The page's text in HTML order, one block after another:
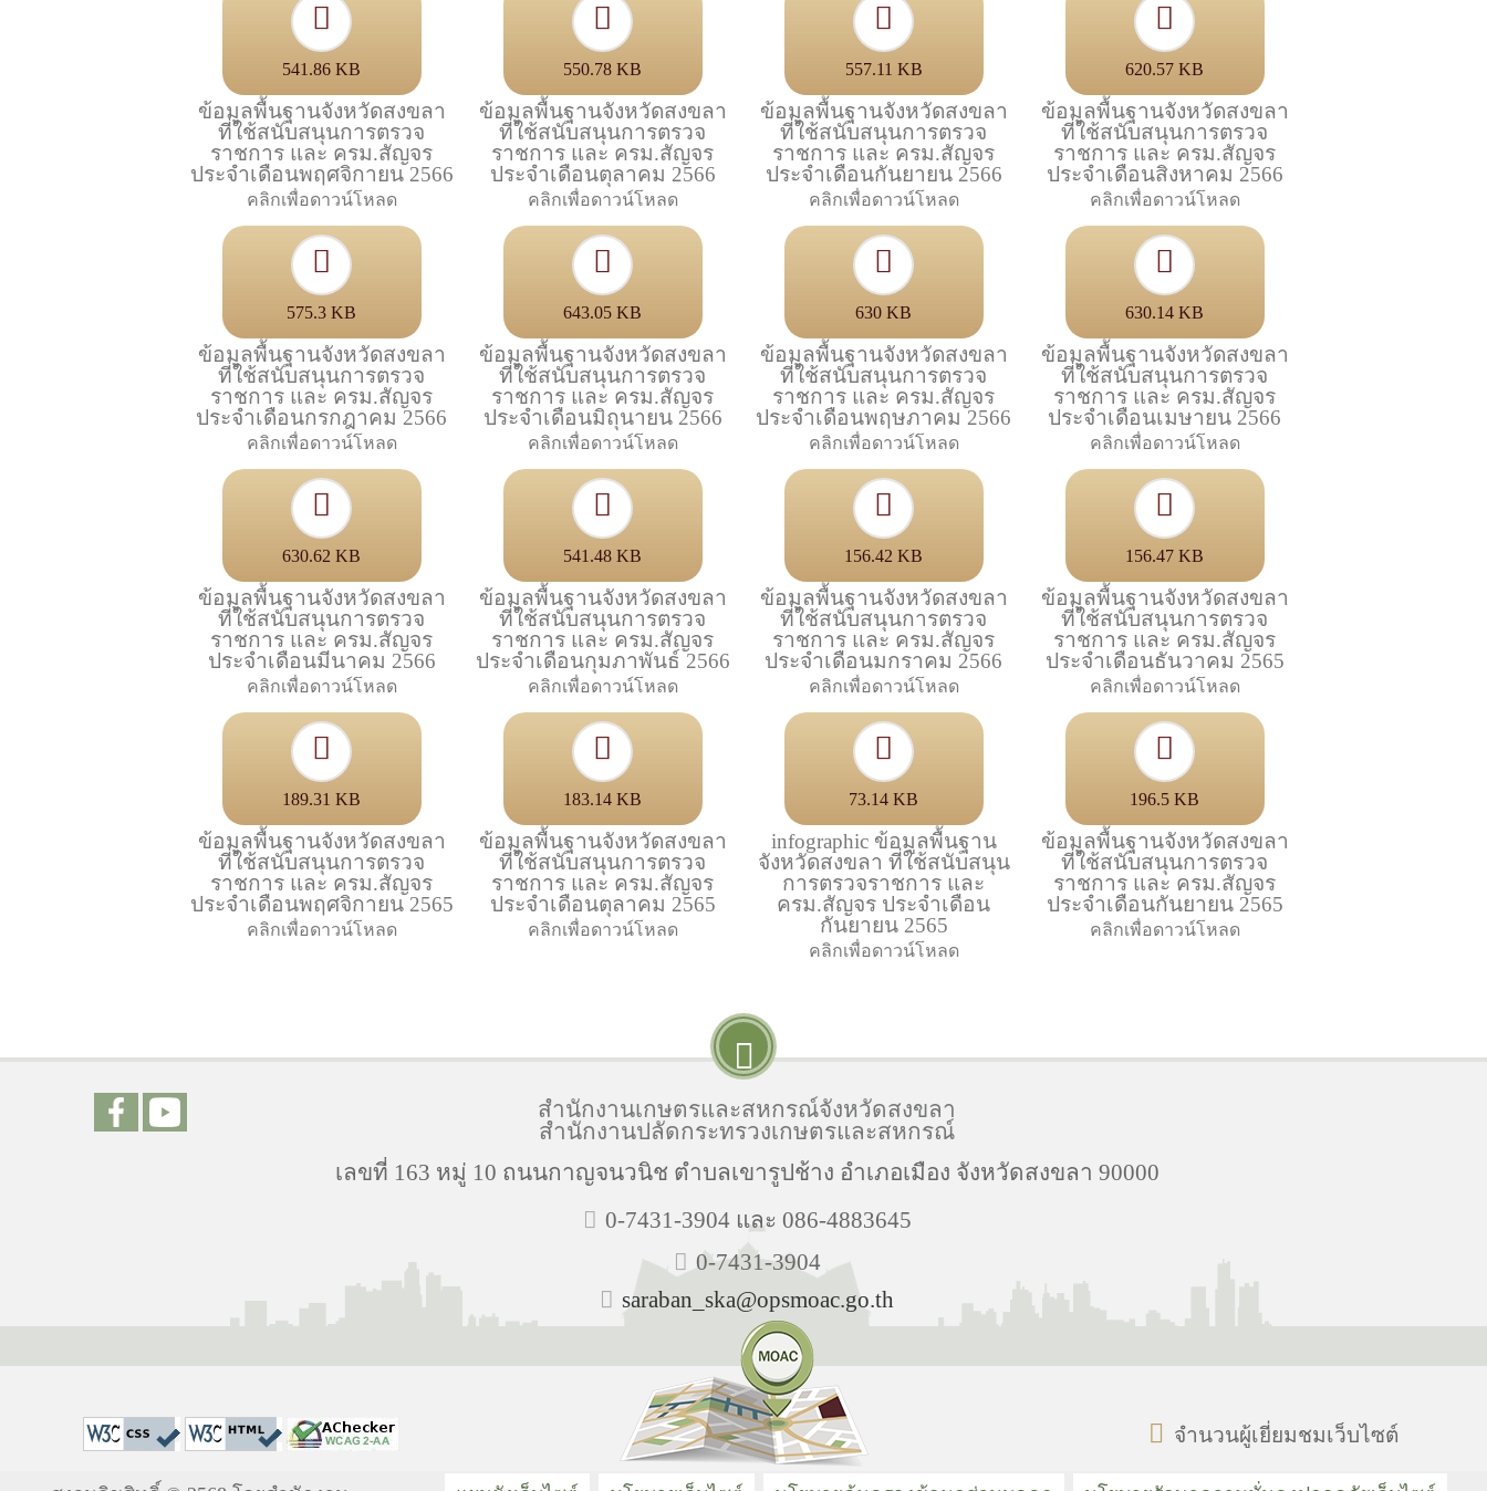
541.86 KB
ข้อมูลพื้นฐานจังหวัดสงขลา
ที่ใช้สนับสนุนการตรวจ
ราชการ และ ครม.สัญจร
ประจำเดือนพฤศจิกายน 2566
คลิกเพื่อดาวน์โหลด
550.78 KB
ข้อมูลพื้นฐานจังหวัดสงขลา
ที่ใช้สนับสนุนการตรวจ
ราชการ และ ครม.สัญจร
ประจำเดือนตุลาคม 2566
คลิกเพื่อดาวน์โหลด
557.11 KB
ข้อมูลพื้นฐานจังหวัดสงขลา
ที่ใช้สนับสนุนการตรวจ
ราชการ และ ครม.สัญจร
ประจำเดือนกันยายน 2566
คลิกเพื่อดาวน์โหลด
620.57 KB
ข้อมูลพื้นฐานจังหวัดสงขลา
ที่ใช้สนับสนุนการตรวจ
ราชการ และ ครม.สัญจร
ประจำเดือนสิงหาคม 2566
คลิกเพื่อดาวน์โหลด
575.3 KB
ข้อมูลพื้นฐานจังหวัดสงขลา
ที่ใช้สนับสนุนการตรวจ
ราชการ และ ครม.สัญจร
ประจำเดือนกรกฎาคม 2566
คลิกเพื่อดาวน์โหลด
643.05 KB
ข้อมูลพื้นฐานจังหวัดสงขลา
ที่ใช้สนับสนุนการตรวจ
ราชการ และ ครม.สัญจร
ประจำเดือนมิถุนายน 2566
คลิกเพื่อดาวน์โหลด
630 KB
ข้อมูลพื้นฐานจังหวัดสงขลา
ที่ใช้สนับสนุนการตรวจ
ราชการ และ ครม.สัญจร
ประจำเดือนพฤษภาคม 2566
คลิกเพื่อดาวน์โหลด
630.14 KB
ข้อมูลพื้นฐานจังหวัดสงขลา
ที่ใช้สนับสนุนการตรวจ
ราชการ และ ครม.สัญจร
ประจำเดือนเมษายน 2566
คลิกเพื่อดาวน์โหลด
630.62 KB
ข้อมูลพื้นฐานจังหวัดสงขลา
ที่ใช้สนับสนุนการตรวจ
ราชการ และ ครม.สัญจร
ประจำเดือนมีนาคม 2566
คลิกเพื่อดาวน์โหลด
541.48 KB
ข้อมูลพื้นฐานจังหวัดสงขลา
ที่ใช้สนับสนุนการตรวจ
ราชการ และ ครม.สัญจร
ประจำเดือนกุมภาพันธ์ 2566
คลิกเพื่อดาวน์โหลด
156.42 KB
ข้อมูลพื้นฐานจังหวัดสงขลา
ที่ใช้สนับสนุนการตรวจ
ราชการ และ ครม.สัญจร
ประจำเดือนมกราคม 2566
คลิกเพื่อดาวน์โหลด
156.47 KB
ข้อมูลพื้นฐานจังหวัดสงขลา
ที่ใช้สนับสนุนการตรวจ
ราชการ และ ครม.สัญจร
ประจำเดือนธันวาคม 2565
คลิกเพื่อดาวน์โหลด
189.31 KB
ข้อมูลพื้นฐานจังหวัดสงขลา
ที่ใช้สนับสนุนการตรวจ
ราชการ และ ครม.สัญจร
ประจำเดือนพฤศจิกายน 2565
คลิกเพื่อดาวน์โหลด
183.14 KB
ข้อมูลพื้นฐานจังหวัดสงขลา
ที่ใช้สนับสนุนการตรวจ
ราชการ และ ครม.สัญจร
ประจำเดือนตุลาคม 2565
คลิกเพื่อดาวน์โหลด
73.14 KB
infographic ข้อมูลพื้นฐาน
จังหวัดสงขลา ที่ใช้สนับสนุน
การตรวจราชการ และ
ครม.สัญจร ประจำเดือน
กันยายน 2565
คลิกเพื่อดาวน์โหลด
196.5 KB
ข้อมูลพื้นฐานจังหวัดสงขลา
ที่ใช้สนับสนุนการตรวจ
ราชการ และ ครม.สัญจร
ประจำเดือนกันยายน 2565
คลิกเพื่อดาวน์โหลด
สำนักงานเกษตรและสหกรณ์จังหวัดสงขลา
สำนักงานปลัดกระทรวงเกษตรและสหกรณ์
เลขที่ 163 หมู่ 10 ถนนกาญจนวนิช ตำบลเขารูปช้าง อำเภอเมือง จังหวัดสงขลา 90000
0-7431-3904 และ 086-4883645
0-7431-3904
saraban_ska@opsmoac.go.th
จำนวนผู้เยี่ยมชมเว็บไซต์